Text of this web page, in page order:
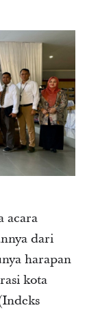
acara
dari
harapan
kota